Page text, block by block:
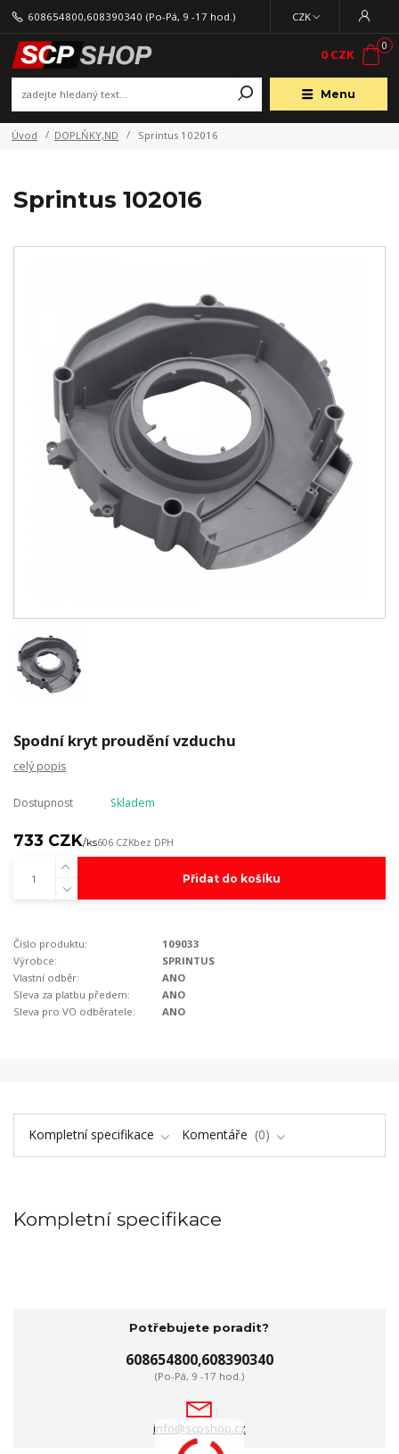
Menu
CZK
608654800,608390340 (Po-Pá, 9 -17 hod.)
0
0 CZK
Úvod DOPLŇKY,ND Sprintus 102016
Sprintus 102016
Spodní kryt proudění vzduchu
celý popis
Dostupnost Skladem
733 CZK/ks606 CZKbez DPH
Přidat do košíku
Číslo produktu:
109033
Výrobce:
SPRINTUS
Vlastní odběr:
ANO
Sleva za platbu předem:
ANO
Sleva pro VO odběratele:
ANO
Kompletní specifikace Komentáře 0
Kompletní specifikace
Potřebujete poradit?
608654800,608390340
(Po-Pá, 9 -17 hod.)
info@scpshop.cz